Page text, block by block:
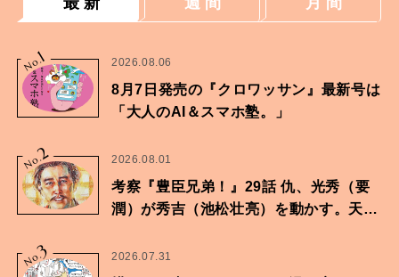
No.
1 2026.08.06
8月7日発売の『クロワッサン』最新号は
「大人のAI＆スマホ塾。」
No.2 2026.08.01
考察『豊臣兄弟！』29話 仇、光秀（要
潤）が秀吉（池松壮亮）を動かす。天下
No.
3 2026.07.31